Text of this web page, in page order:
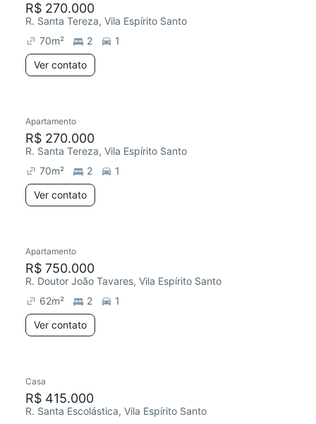
R$ 270.000
R. Santa Tereza, Vila Espírito Santo
70m² 2
1
Ver contato
Redecorar
Apartamento
R$ 270.000
R. Santa Tereza, Vila Espírito Santo
70m² 2
1
Ver contato
Apartamento
R$ 750.000
R. Doutor João Tavares, Vila Espírito Santo
62m² 2
1
Ver contato
Casa
R$ 415.000
R. Santa Escolástica, Vila Espírito Santo